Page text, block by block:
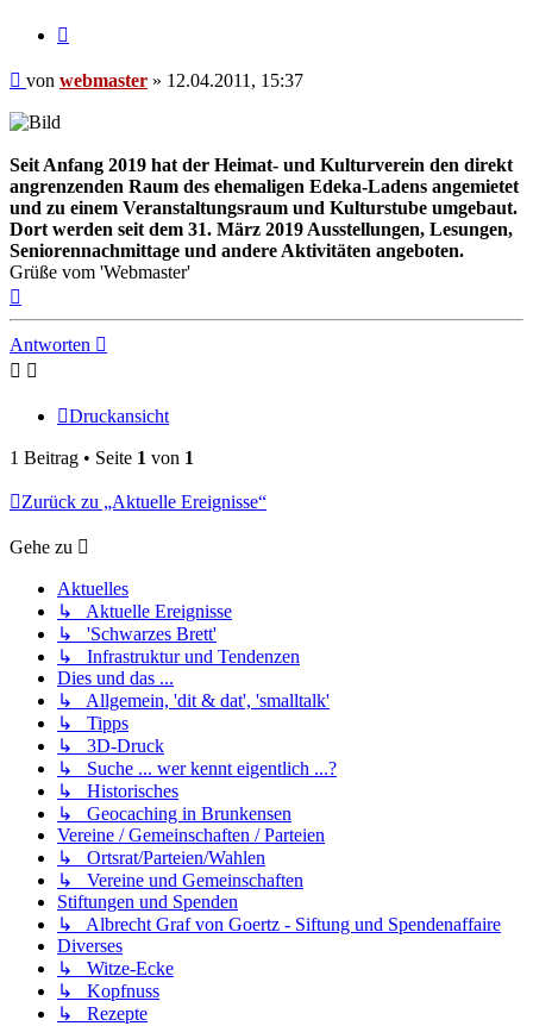
Beitrag
von webmaster » 12.04.2011, 15:37
Seit Anfang 2019 hat der Heimat- und Kulturverein den direkt
angrenzenden Raum des ehemaligen Edeka-Ladens angemietet
und zu einem Veranstaltungsraum und Kulturstube umgebaut.
Dort werden seit dem 31. März 2019 Ausstellungen, Lesungen,
Seniorennachmittage und andere Aktivitäten angeboten.
Grüße vom 'Webmaster'
Antworten
Druckansicht
1 Beitrag • Seite 1 von 1
Zurück zu „Aktuelle Ereignisse“
Gehe zu
Aktuelles
↳ Aktuelle Ereignisse
↳ 'Schwarzes Brett'
↳ Infrastruktur und Tendenzen
Dies und das ...
↳ Allgemein, 'dit & dat', 'smalltalk'
↳ Tipps
↳ 3D-Druck
↳ Suche ... wer kennt eigentlich ...?
↳ Historisches
↳ Geocaching in Brunkensen
Vereine / Gemeinschaften / Parteien
↳ Ortsrat/Parteien/Wahlen
↳ Vereine und Gemeinschaften
Stiftungen und Spenden
↳ Albrecht Graf von Goertz - Siftung und Spendenaffaire
Diverses
↳ Witze-Ecke
↳ Kopfnuss
↳ Rezepte